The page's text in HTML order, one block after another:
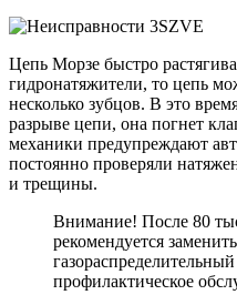
Цепь Морзе быстро
гидронатяжители, то цепь
несколько зубцов. В это
разрыве цепи, она погнет
механики предупреждают
постоянно проверяли
и трещины.
Внимание! После 80
рекомендуется
профилактическое